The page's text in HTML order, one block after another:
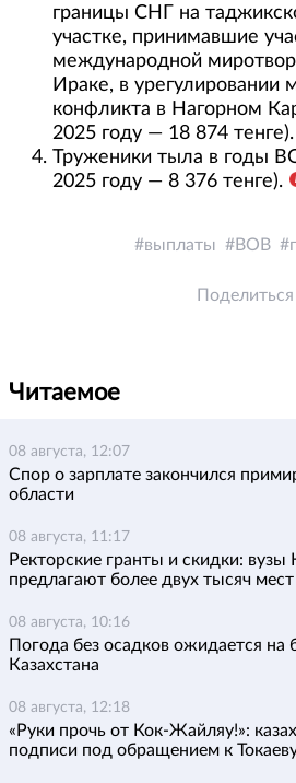
границы СНГ на
участке, принимавшие
международной
Ираке, в урегулировании
конфликта в Нагорном
2025 году — 18 874 тенге).
Труженики тыла в годы
2025 году — 8 376 тенге).
выплаты ВОВ
Поделиться
Читаемое
08 августа, 12:07
Спор о зарплате закончился
области
08 августа, 11:17
Ректорские гранты и скидки: вузы
предлагают более двух тысяч
08 августа, 10:16
Погода без осадков ожидается на
Казахстана
08 августа, 12:18
«Руки прочь от Кок-Жайляу!»:
подписи под обращением к